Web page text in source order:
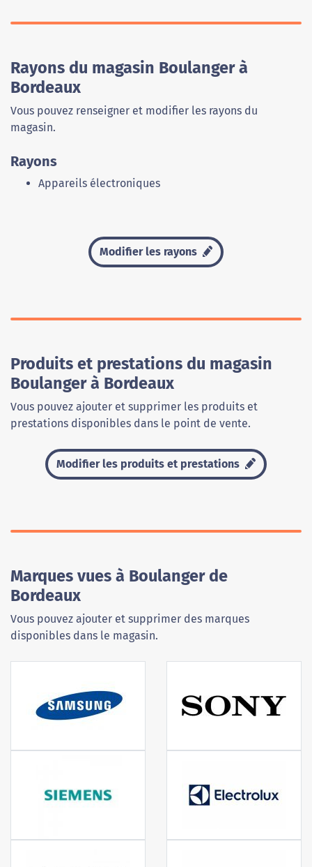
Rayons du magasin Boulanger à
Bordeaux
Vous pouvez renseigner et modifier les rayons du
magasin.
Rayons
Appareils électroniques
Modifier les rayons
Produits et prestations du magasin
Boulanger à Bordeaux
Vous pouvez ajouter et supprimer les produits et
prestations disponibles dans le point de vente.
Modifier les produits et prestations
Marques vues à Boulanger de
Bordeaux
Vous pouvez ajouter et supprimer des marques
disponibles dans le magasin.